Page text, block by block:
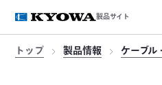
製品サイト
トップ 製品情報 ケーブル